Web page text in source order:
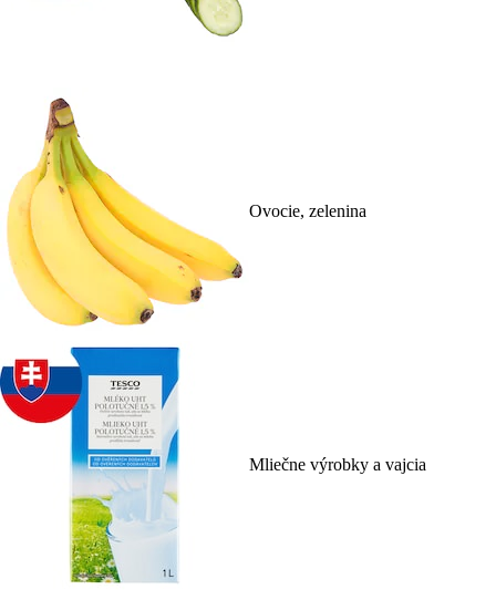
Ovocie, zelenina
Mliečne výrobky a vajcia